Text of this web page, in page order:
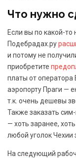
Что нужно
Если вы по какой-
Подебрадах.ру
и потому не
приобретите
платы от
аэропорту Праги —
т.к. очень дешевы
Также заказать
— хоть заранее,
любой уголок Чехии
На следующий